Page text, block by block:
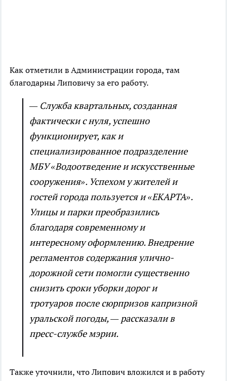
Как отметили в Администрации города, там
благодарны Липовичу за его работу.
— Служба квартальных, созданная
фактически с нуля, успешно
функционирует, как и
специализированное подразделение
МБУ «Водоотведение и искусственные
сооружения». Успехом у жителей и
гостей города пользуется и «ЕКАРТА».
Улицы и парки преобразились
благодаря современному и
интересному оформлению. Внедрение
регламентов содержания улично-
дорожной сети помогли существенно
снизить сроки уборки дорог и
тротуаров после сюрпризов капризной
уральской погоды, — рассказали в
пресс-службе мэрии.
Также уточнили, что Липович вложился и в работу